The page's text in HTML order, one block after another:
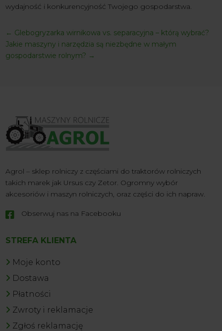
wydajność i konkurencyjność Twojego gospodarstwa.
← Glebogryzarka wirnikowa vs. separacyjna – którą wybrać?
Jakie maszyny i narzędzia są niezbędne w małym
gospodarstwie rolnym? →
Agrol – sklep rolniczy z częściami do traktorów rolniczych
takich marek jak Ursus czy Zetor. Ogromny wybór
akcesoriów i maszyn rolniczych, oraz części do ich napraw.
 Obserwuj nas na Facebooku
STREFA KLIENTA
Moje konto
Dostawa
Płatności
Zwroty i reklamacje
Zgłoś reklamację